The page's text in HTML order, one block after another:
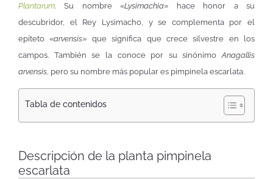
Plantarum. Su nombre «Lysimachia» hace honor a su
descubridor, el Rey Lysimacho, y se complementa por el
epíteto «arvensis» que significa que crece silvestre en los
campos. También se la conoce por su sinónimoAnagallis
arvensis , pero su nombre más popular es pimpinela escarlata.
Tabla de contenidos
Descripción de la planta pimpinela
escarlata